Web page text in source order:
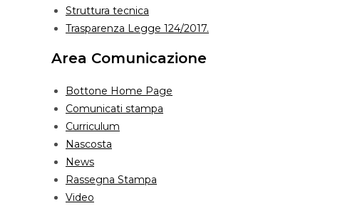
Struttura tecnica
Trasparenza Legge 124/2017.
Area Comunicazione
Bottone Home Page
Comunicati stampa
Curriculum
Nascosta
News
Rassegna Stampa
Video